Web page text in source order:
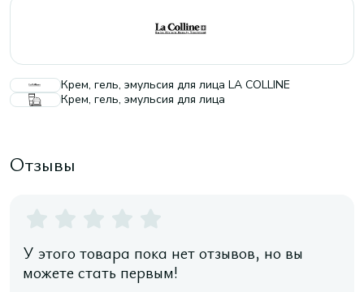
Крем, гель, эмульсия для лица LA COLLINE
Крем, гель, эмульсия для лица
Отзывы
У этого товара пока нет отзывов, но вы
можете стать первым!